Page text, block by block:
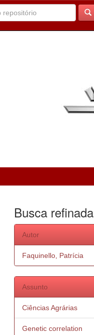
Busca refinada
Autor
Faquinello, Patrícia
Assunto
Ciências Agrárias
Genetic correlation